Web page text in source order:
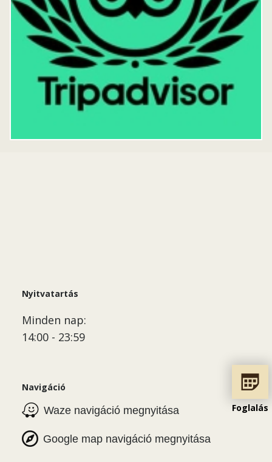
Nyitvatartás
Minden nap:
14:00 - 23:59
Navigáció
Waze navigáció megnyitása
Google map navigáció megnyitása
Foglalás